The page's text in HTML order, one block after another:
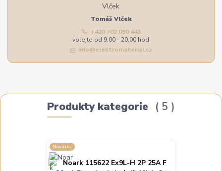
Tomáš Vlček
+420 702 090 443
volejte od 9,00 - 20,00 hod
info@elektromaterial.cz
Produkty kategorie 5
Novinka